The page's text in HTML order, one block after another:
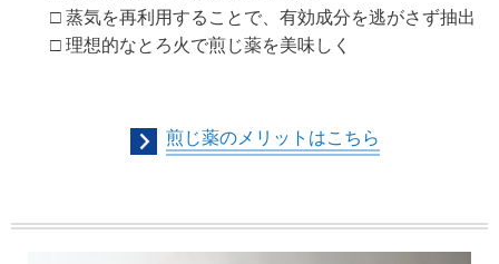
□ 蒸気を再利用することで、有効成分を逃がさず抽出
□ 理想的なとろ火で煎じ薬を美味しく
煎じ薬のメリットはこちら